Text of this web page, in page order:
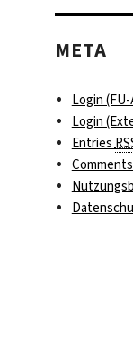
META
Login
Login
Entries